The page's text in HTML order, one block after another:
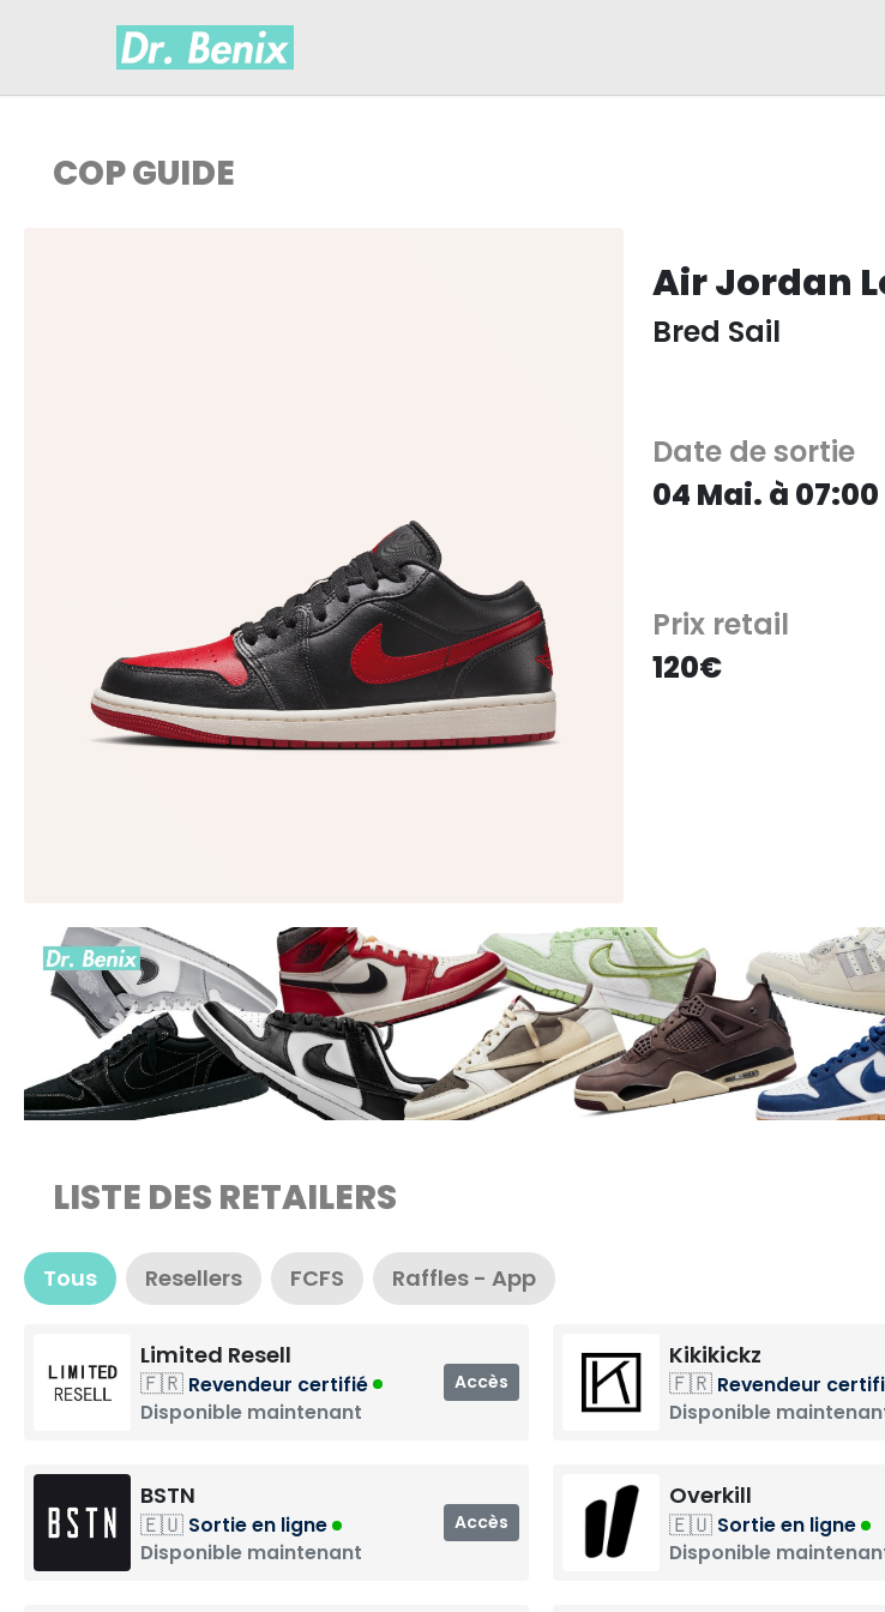
COP GUIDE
Air Jordan
Bred Sail
Date de sortie
04 Mai. à 07:00
Prix retail
120€
LISTE DES RETAILERS
Tous Resellers FCFS Raffles - App
Limited Resell
🇫🇷 Revendeur certifié
Disponible maintenant
Accès
Kikikickz
🇫🇷 Revendeur
Disponible
BSTN
🇪🇺 Sortie en ligne
Disponible maintenant
Accès
Overkill
🇪🇺 Sortie en ligne
Disponible